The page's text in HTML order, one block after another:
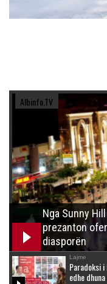
Albinfo.TV
Nga Sunny
prezanton
diasporën
Lajme
Paradoksi
edhe